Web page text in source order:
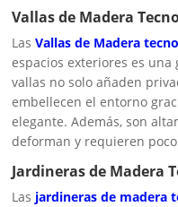
Vallas de Madera
LasVallas de Madera
espacios exteriores es una
vallas no solo añaden
embellecen el entorno
elegante. Además, son
deforman y requieren
Jardineras de Madera
Las jardineras de madera